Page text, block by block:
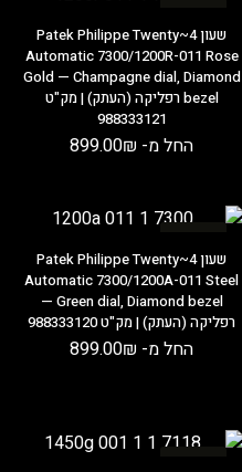
שעון Patek Philippe Twenty~4
Automatic 7300/1200R-011 Rose
Gold — Champagne dial, Diamond
bezel רפליקה (העתק) | מק"ט
988333121
החל מ- 899.00₪
שעון Patek Philippe Twenty~4
Automatic 7300/1200A-011 Steel
— Green dial, Diamond bezel
רפליקה (העתק) | מק"ט 988333120
החל מ- 899.00₪